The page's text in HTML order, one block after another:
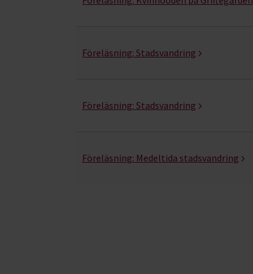
Föreläsning: Stadsvandring
Föreläsning: Stadsvandring
Föreläsning: Medeltida stadsvandring